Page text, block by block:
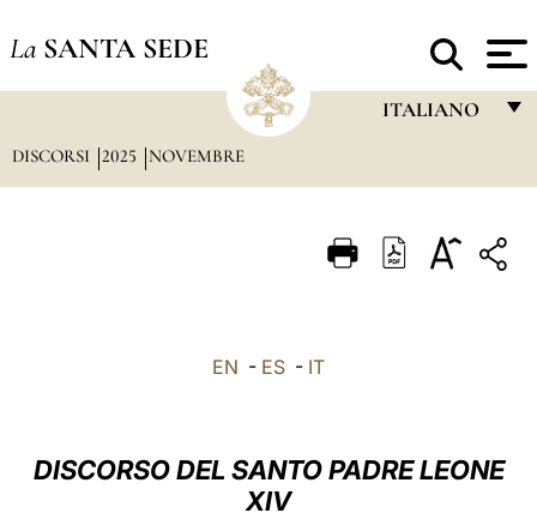
La SANTA SEDE
ITALIANO
ITALIANO
العربيّة
DISCORSI 2025 NOVEMBRE
EN - ES - IT
DISCORSO DEL SANTO PADRE LEONE
XIV